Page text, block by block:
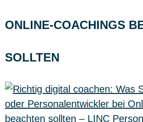
ONLINE-COACHINGS
SOLLTEN